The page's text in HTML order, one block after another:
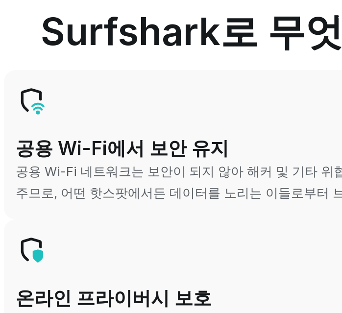
Surfshark로 무
공용 Wi-Fi에서 보안 유지
공용 Wi-Fi 네트워크는 보안이 되지 않아 해커 및 기타 위
주므로, 어떤 핫스팟에서든 데이터를 노리는 이들로부터
온라인 프라이버시 보호